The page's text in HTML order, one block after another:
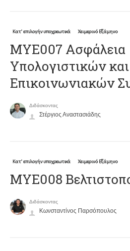
Κατ' επιλογήν υποχρεωτικά Χειμερινό Εξάμηνο
ΜΥΕ007 Ασφάλεια
Υπολογιστικών και
Επικοινωνιακών
Διδάσκοντας
Στέργιος Αναστασιάδης
Κατ' επιλογήν υποχρεωτικά Χειμερινό Εξάμηνο
ΜΥΕ008
Διδάσκοντας
Κωνσταντίνος Παρσόπουλος